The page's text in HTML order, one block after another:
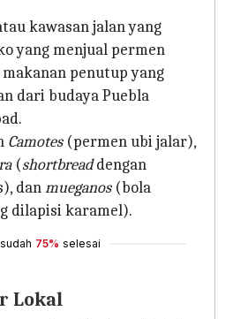
kawasan jalan yang
yang menjual permen
penutup yang
dari budaya Puebla
Camotes(permen ubi jalar),
(shortbreaddengan
danmueganos(bola
dilapisi karamel).
75% selesai
Lokal